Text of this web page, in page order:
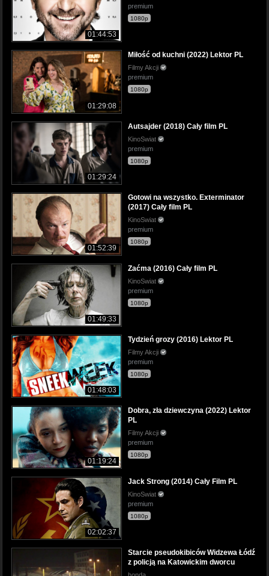
01:44:53
premium
1080p
01:29:08
Miłość od kuchni (2022) Lektor PL
Filmy Akcji
premium
1080p
01:29:24
Autsajder (2018) Cały film PL
KinoSwiat
premium
1080p
01:52:39
Gotowi na wszystko. Exterminator
(2017) Cały film PL
KinoSwiat
premium
1080p
01:49:33
Zaćma (2016) Cały film PL
KinoSwiat
premium
1080p
01:48:03
Tydzień grozy (2016) Lektor PL
Filmy Akcji
premium
1080p
01:19:24
Dobra, zła dziewczyna (2022) Lektor
PL
Filmy Akcji
premium
1080p
02:02:37
Jack Strong (2014) Cały Film PL
KinoSwiat
premium
1080p
Starcie pseudokibiców Widzewa Łódź
z policją na Katowickim dworcu